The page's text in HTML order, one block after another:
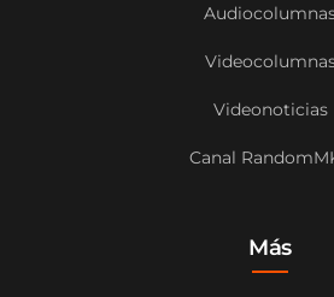
Videonoticias
Canal
Más